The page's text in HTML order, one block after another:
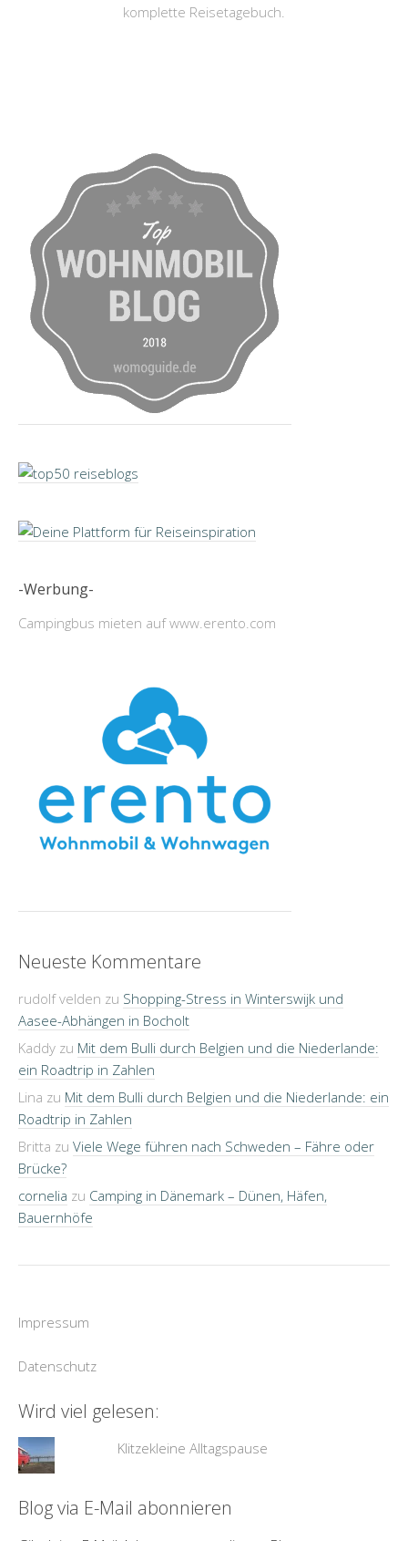
komplette Reisetagebuch.
-Werbung-
Campingbus mieten auf www.erento.com
Neueste Kommentare
rudolf velden zu Shopping-Stress in Winterswijk und
Aasee-Abhängen in Bocholt
Kaddy zu Mit dem Bulli durch Belgien und die Niederlande:
ein Roadtrip in Zahlen
Lina zu Mit dem Bulli durch Belgien und die Niederlande: ein
Roadtrip in Zahlen
Britta zu Viele Wege führen nach Schweden – Fähre oder
Brücke?
cornelia zu Camping in Dänemark – Dünen, Häfen,
Bauernhöfe
Impressum
Datenschutz
Wird viel gelesen:
Klitzekleine Alltagspause
Blog via E-Mail abonnieren